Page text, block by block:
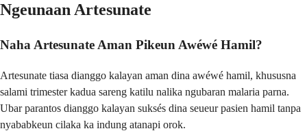
Ngeunaan Artesunate
Naha Artesunate Aman Pikeun Awéwé Hamil?
Artesunate tiasa dianggo kalayan aman dina awéwé hamil, khususna
salami trimester kadua sareng katilu nalika ngubaran malaria parna.
Ubar parantos dianggo kalayan suksés dina seueur pasien hamil tanpa
nyababkeun cilaka ka indung atanapi orok.